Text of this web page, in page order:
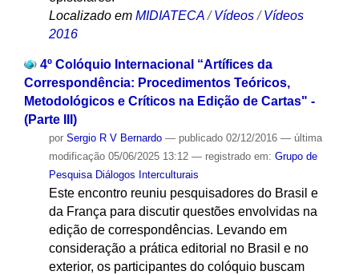
Localizado em MIDIATECA /Vídeos /Vídeos
2016
4º Colóquio Internacional “Artífices da
Correspondência: Procedimentos Teóricos,
Metodológicos e Críticos na Edição de Cartas" -
(Parte III)
por Sergio R V Bernardo — publicado02/12/2016 — última
modificação05/06/2025 13:12 — registrado em: Grupo de
Pesquisa Diálogos Interculturais
Este encontro reuniu pesquisadores do Brasil e
da França para discutir questões envolvidas na
edição de correspondências. Levando em
consideração a prática editorial no Brasil e no
exterior, os participantes do colóquio buscam